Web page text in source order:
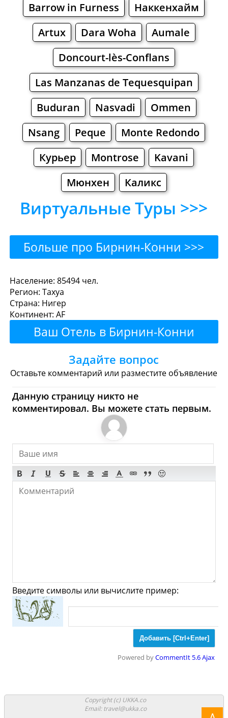
Barrow in Furness
Наккенхайм
Artux
Dara Woha
Aumale
Doncourt-lès-Conflans
Las Manzanas de Tequesquipan
Buduran
Nasvadi
Ommen
Nsang
Peque
Monte Redondo
Курьер
Montrose
Kavani
Мюнхен
Каликс
Виртуальные Туры >>>
Больше про Бирнин-Конни >>>
Бирнин-Конни - Где
поесть или перекусить?
Рестораны Кафе Бары
Пиво
Булочные
Супермаркеты
Торговые Центры
Бирнин-Конни - Где
купить? Магазины,
Шоппинг
Продукты
Булочные
Супермаркеты
посмотреть и Куда
сходить?
Церкви
Мечети
Храмы
Ночные клубы
Казино
Население: 85494 чел.
Регион: Тахуа
Страна: Нигер
Континент: AF
Ваш Отель в Бирнин-Конни
Здесь!
Задайте вопрос
Оставьте комментарий или разместите объявление
Данную страницу никто не
комментировал. Вы можете стать первым.
Введите символы или вычислите пример:
Powered byCommentIt 5.6 Ajax
Copyright (c) UKKA.co
Email: travel@ukka.co